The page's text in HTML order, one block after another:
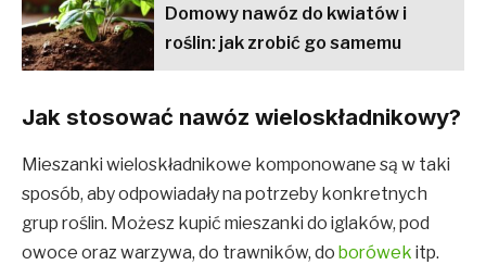
Domowy nawóz do kwiatów i
roślin: jak zrobić go samemu
Jak stosować nawóz wieloskładnikowy?
Mieszanki wieloskładnikowe komponowane są w taki
sposób, aby odpowiadały na potrzeby konkretnych
grup roślin. Możesz kupić mieszanki do iglaków, pod
owoce oraz warzywa, do trawników, do borówek itp.